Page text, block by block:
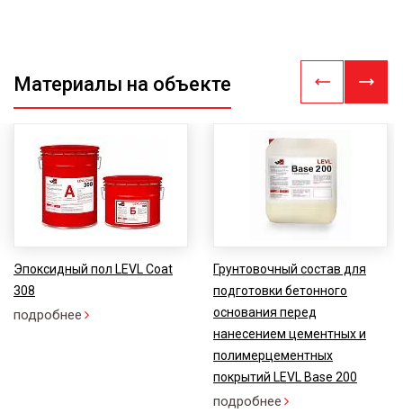
Материалы на объекте
Эпоксидный пол LEVL Coat
308
подробнее
Грунтовочный состав для
подготовки бетонного
основания перед
нанесением цементных и
полимерцементных
покрытий LEVL Base 200
подробнее